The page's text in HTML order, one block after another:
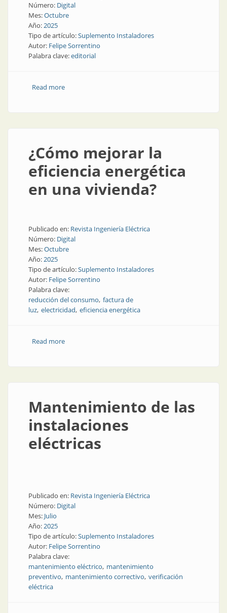
Número: Digital
Mes:Octubre
Año:2025
Tipo de artículo:Suplemento Instaladores
Autor: Felipe Sorrentino
Palabra clave:editorial
Read moreabout Eficacia y eficiencia de las instalaciones
¿Cómo mejorar la
eficiencia energética
en una vivienda?
Publicado en: Revista Ingeniería Eléctrica
Número: Digital
Mes:Octubre
Año:2025
Tipo de artículo:Suplemento Instaladores
Autor: Felipe Sorrentino
Palabra clave:
reducción del consumo factura de
luz electricidad eficiencia energética
Read moreabout ¿Cómo mejorar la eficiencia energética en una
Mantenimiento de las
instalaciones
eléctricas
Publicado en: Revista Ingeniería Eléctrica
Número: Digital
Mes: Julio
Año:2025
Tipo de artículo:Suplemento Instaladores
Autor: Felipe Sorrentino
Palabra clave:
mantenimiento eléctrico mantenimiento
preventivo mantenimiento correctivo verificación
eléctrica